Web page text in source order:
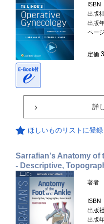
ISBN
出版社
出版
ペー
定価
詳
ほしいものリストに登録
Sarrafian's Anatomy of
- Descriptive,
著者
ISBN
出版社
出版